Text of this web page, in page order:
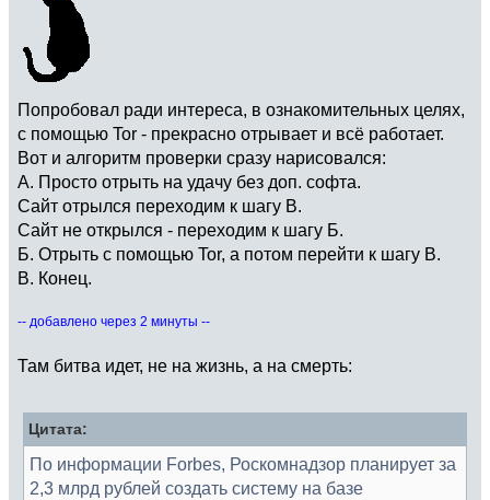
Попробовал ради интереса, в ознакомительных целях,
с помощью Tor - прекрасно отрывает и всё работает.
Вот и алгоритм проверки сразу нарисовался:
А. Просто отрыть на удачу без доп. софта.
Сайт отрылся переходим к шагу В.
Сайт не открылся - переходим к шагу Б.
Б. Отрыть с помощью Tor, а потом перейти к шагу В.
В. Конец.
-- добавлено через 2 минуты --
Там битва идет, не на жизнь, а на смерть:
Цитата:
По информации Forbes, Роскомнадзор планирует за
2,3 млрд рублей создать систему на базе